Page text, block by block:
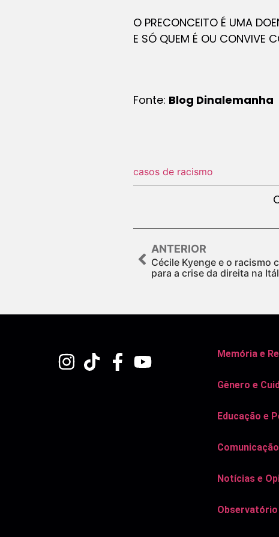
O PRECONCEITO É UMA
E SÓ QUEM É OU CONVIVE
Fonte: Blog Dinalemanha
casos de racismo
ANTERIOR
Cécile Kyenge e o racismo
para a crise da direita na
Memória e
Gênero e
Educação e
Notícias e
Observatório